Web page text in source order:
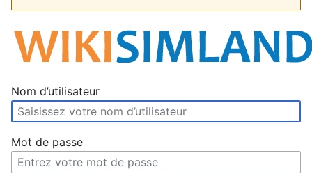
Nom d’utilisateur
Mot de passe